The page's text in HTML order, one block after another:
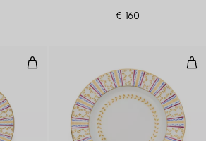
€ 160
Dessertteller aus Porzellan